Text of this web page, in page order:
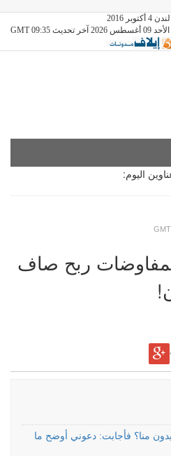
2016
اليوم:
ربح صاف
منا؟ فأجابت: دعوني أوضح ما